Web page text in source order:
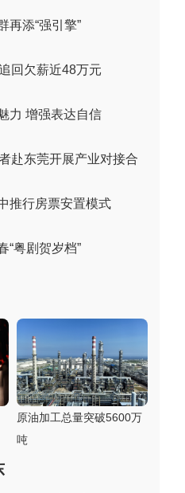
再添“强引擎”
回欠薪近48万元
力 增强表达自信
赴东莞开展产业对接合
推行房票安置模式
“粤剧贺岁档”
原油加工总量突破5600万
吨